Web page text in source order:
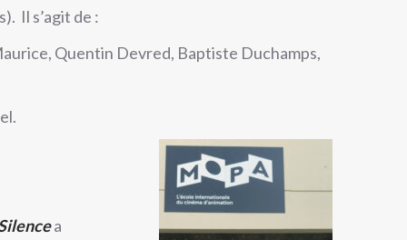
Il s’agit de :
Quentin Devred, Baptiste Duchamps,
a